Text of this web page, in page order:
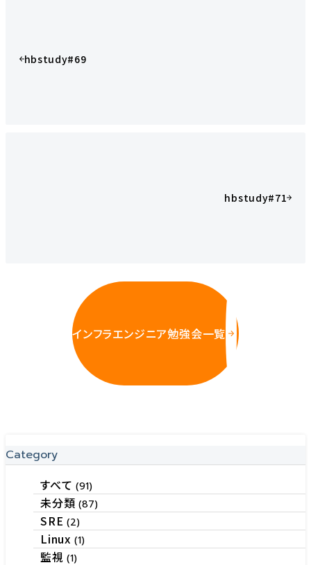
hbstudy#69
hbstudy#71
インフラエンジニア勉強会一覧
Category
すべて(91)
未分類(87)
SRE(2)
Linux (1)
監視(1)